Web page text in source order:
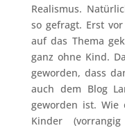
Realismus.
so gefragt. Erst
auf das Thema
ganz ohne Kind.
geworden, dass
auch dem Blog
geworden ist.
Kinder